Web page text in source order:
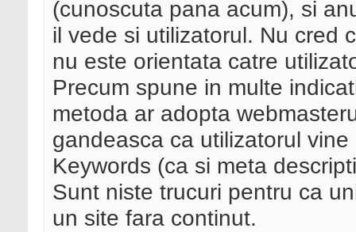
(cunoscuta pana acum), si
il vede si utilizatorul. Nu cred
nu este orientata catre
Precum spune in multe
metoda ar adopta
gandeasca ca utilizatorul
Keywords (ca si meta
Sunt niste trucuri pentru ca
un site fara continut.